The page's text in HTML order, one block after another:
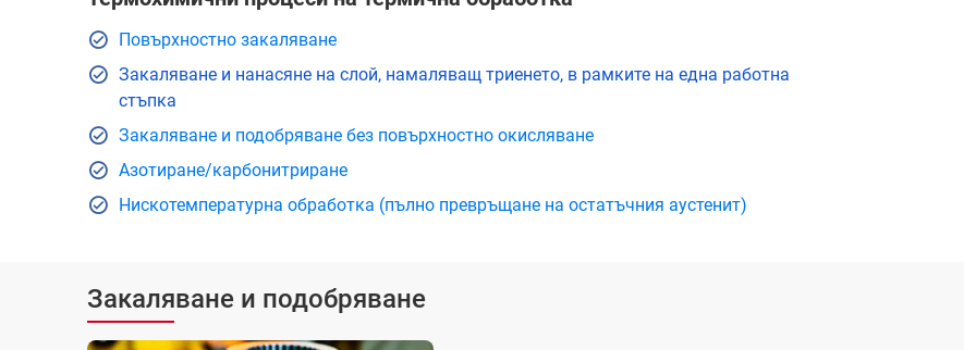
Повърхностно закаляване
Закаляване и нанасяне на слой, намаляващ триенето, в рамките на една работна
стъпка
Закаляване и подобряване без повърхностно окисляване
Азотиране/карбонитриране
Нискотемпературна обработка (пълно превръщане на остатъчния аустенит)
Закаляване и подобряване